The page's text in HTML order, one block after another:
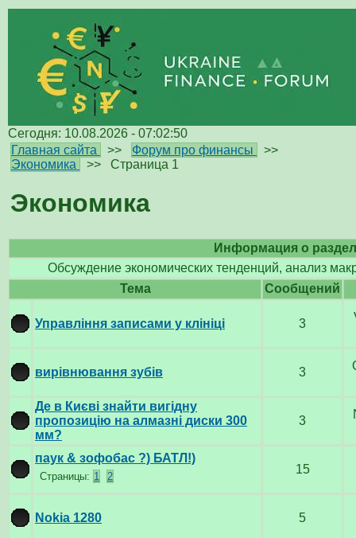
Сегодня: 10.08.2026 - 07:02:50
Главная сайта
>> Форум про финансы
>>
Экономика
>> Страница 1
Экономика
Информация о
Обсуждение экономических тенденций, анализ
Тема
Cообщений
Управління записами у клініці 3
вирівнювання зубів 3
Де в Києві знайти вигідну
пропозицію на алмазні диски 300
мм?
3
паук & зофобас ?) БАТЛ!)
Страницы: 1 2
15
Nokia 1280 5